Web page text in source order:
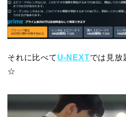
それに比べて U-NEXTでは見放
☆